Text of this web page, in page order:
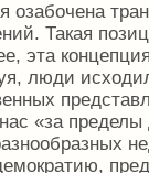
озабочена
Такая
эта
люди
«за пре­делы